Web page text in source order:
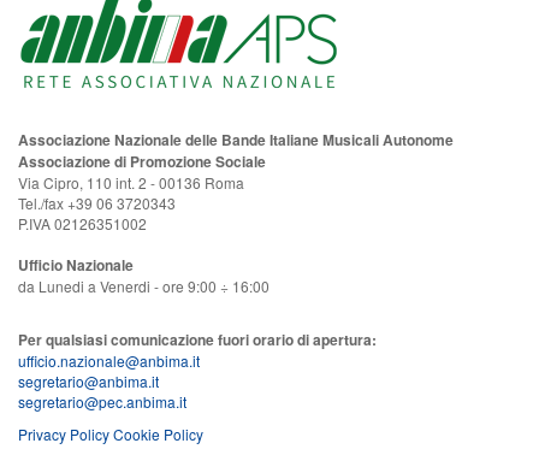
Associazione Nazionale delle Bande Italiane Musicali Autonome
Associazione di Promozione Sociale
Via Cipro, 110 int. 2 - 00136 Roma
Tel./fax +39 06 3720343
P.IVA 02126351002
Ufficio Nazionale
da Lunedi a Venerdi - ore 9:00 ÷ 16:00
Per qualsiasi comunicazione fuori orario di apertura:
ufficio.nazionale@anbima.it
segretario@anbima.it
segretario@pec.anbima.it
Privacy PolicyCookie Policy